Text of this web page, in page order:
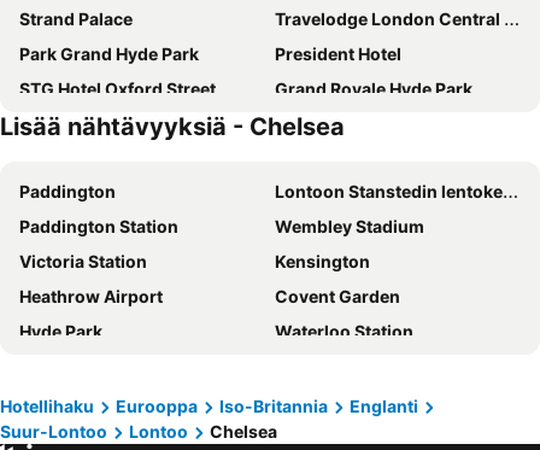
Strand Palace
Travelodge London Central City Road
Park Grand Hyde Park
President Hotel
STG Hotel Oxford Street
Grand Royale Hyde Park
Park Plaza London Riverbank
ibis budget London Whitechapel - Brick Lane
Copthorne Tara Hotel London Kensington
Premier Inn London County Hall
Tavistock Hotel
DoubleTree by Hilton London - Chelsea
Charlotte Street Rooms by News Hotel
Premier Inn London Paddington - Paddington Station
Assembly Leicester Square
Park Plaza Westminster Bridge Hotel
Central Park Hotel
Hilton London Metropole
Travelodge London Kings Cross Royal Scot
Ramada by Wyndham London North M1
Travelodge London City
hub by Premier Inn London Westminster Abbey hotel
Lisää nähtävyyksiä - Chelsea
Paddington
Lontoon Stanstedin lentokenttä
Paddington Station
Wembley Stadium
Victoria Station
Kensington
Heathrow Airport
Covent Garden
Hyde Park
Waterloo Station
Gatwickin lentokenttä
Camden Town
Bayswater
Oxford Street
Hotellihaku Eurooppa Iso-Britannia
Englanti
Suur-Lontoo
Lontoo Chelsea